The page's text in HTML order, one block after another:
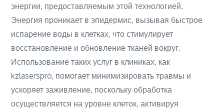
энергии, предоставляемым этой технологией.
Энергия проникает в эпидермис, вызывая быстрое
испарение воды в клетках, что стимулирует
восстановление и обновление тканей вокруг.
Использование таких услуг в клиниках, как
kzlaserspro, помогает минимизировать травмы и
ускоряет заживление, поскольку обработка
осуществляется на уровне клеток, активируя